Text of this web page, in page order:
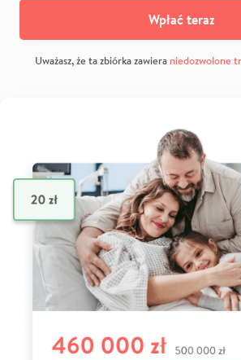
Wpłać teraz
Uważasz, że ta zbiórka zawiera niedozwolone